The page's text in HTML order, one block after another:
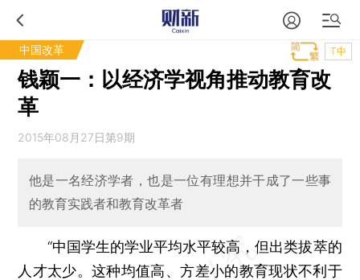
中国改革 T中
钱颖一：以经济学视角推动教育改
革
2015年08月27日第9期
他是一名经济学者，也是一位有理想并干成了一些事
的教育实践者和教育改革者
“中国学生的学业平均水平较高，但出类拔萃的
人才太少。这种均值高、方差小的教育现状不利于